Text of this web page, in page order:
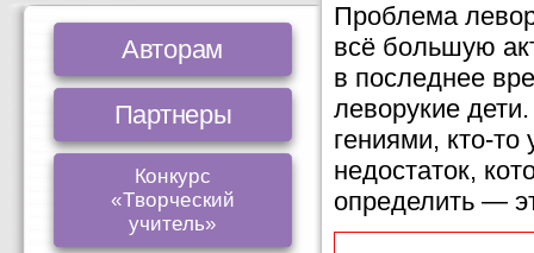
Проблема
всё большую
в последнее
леворукие
гениями, кто-
недостаток,
определить —
Авторам
Партнеры
Конкурс
«Творческий
учитель»